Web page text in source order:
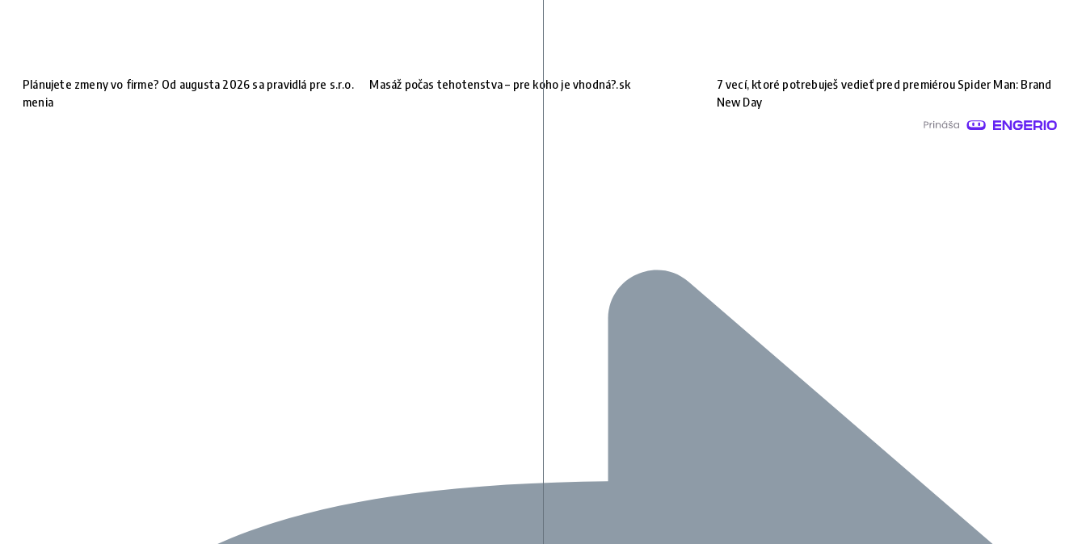
Plánujete zmeny vo firme? Od augusta 2026 sa pravidlá pre s.r.o.
menia
Masáž počas tehotenstva – pre koho je vhodná?.sk
7 vecí, ktoré potrebuješ vedieť pred premiérou Spider Man: Brand
New Day